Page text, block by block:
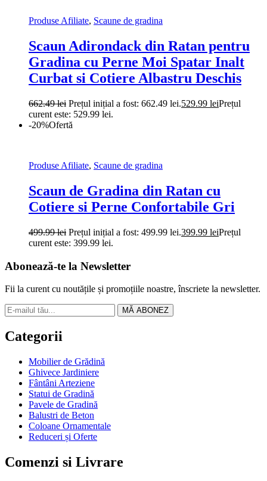
Produse Afiliate, Scaune de gradina
Scaun Adirondack din Ratan pentru
Gradina cu Perne Moi Spatar Inalt
Curbat si Cotiere Albastru Deschis
662.49lei Prețul inițial a fost: 662.49 lei.529.99 leiPrețul
curent este: 529.99 lei.
-20%Ofertă
Produse Afiliate, Scaune de gradina
Scaun de Gradina din Ratan cu
Cotiere si Perne Confortabile Gri
499.99lei Prețul inițial a fost: 499.99 lei.399.99 leiPrețul
curent este: 399.99 lei.
Abonează-te la Newsletter
Fii la curent cu noutățile și promoțiile noastre, înscriete la newsletter.
MĂ ABONEZ
Categorii
Mobilier de Grădină
Ghivece Jardiniere
Fântâni Arteziene
Statui de Gradină
Pavele de Gradină
Balustri de Beton
Coloane Ornamentale
Reduceri și Oferte
Comenzi si Livrare